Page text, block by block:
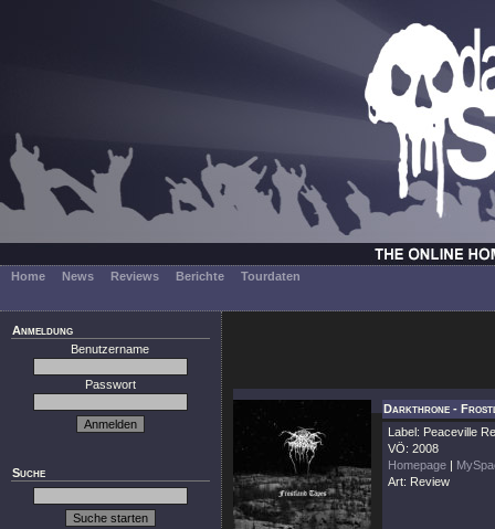
Home News Reviews Berichte Tourdaten
Anmeldung
Benutzername
Passwort
Suche
Darkthrone -
Label: Peaceville
VÖ: 2008
Homepage |
Art: Review